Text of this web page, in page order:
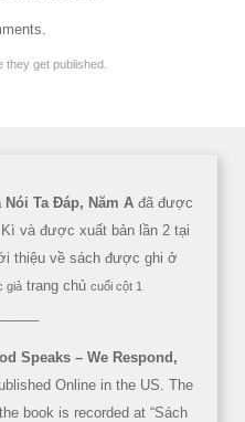
they get published.
Nói Ta Đáp, Năm A đã được
và được xuất bản lần 2 tại
thiệu về sách được ghi ở
giả trang chủ cuối cột 1
Speaks – We Respond,
Online in the US. The
book is recorded at “Sách